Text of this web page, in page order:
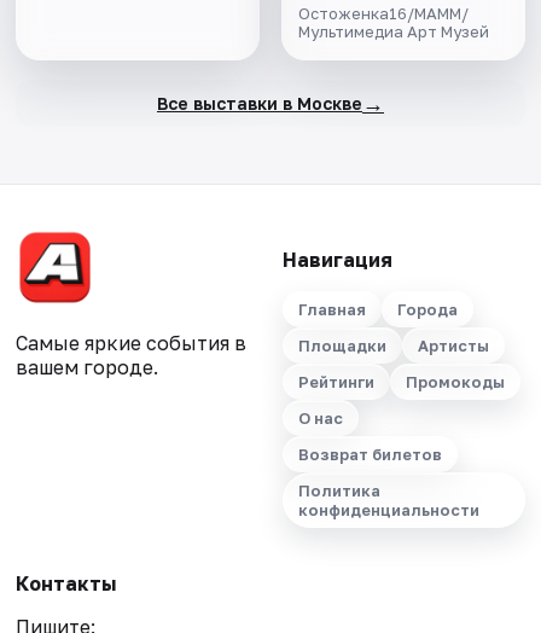
Остоженка16/МАММ/
Мультимедиа Арт Музей
Все выставки в Москве →
Самые яркие события в
вашем городе.
Навигация
Главная
Города
Площадки
Артисты
Рейтинги
Промокоды
О нас
Возврат билетов
Политика
конфиденциальности
Контакты
Пишите: